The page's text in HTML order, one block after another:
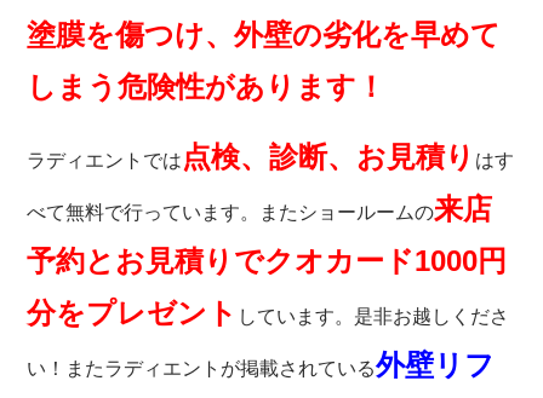
塗膜を傷つけ、外壁の劣化を早めて
しまう危険性があります！
ラディエント では 点検、診断、お見積り はす
べて無料で行っています。またショールームの来店
予約とお見積りでクオカード1000円
分をプレゼント しています。是非お越しくださ
い！またラディ エントが掲載されている外壁リフ